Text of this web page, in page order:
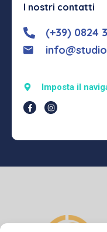
I nostri contatti
(+39) 0824
Imposta il